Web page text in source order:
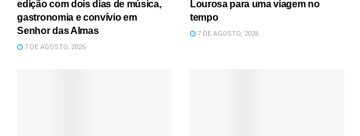
edição com dois dias de música,
gastronomia e convívio em
Senhor das Almas
7 DE AGOSTO, 2026
Lourosa para uma viagem no
tempo
7 DE AGOSTO, 2026